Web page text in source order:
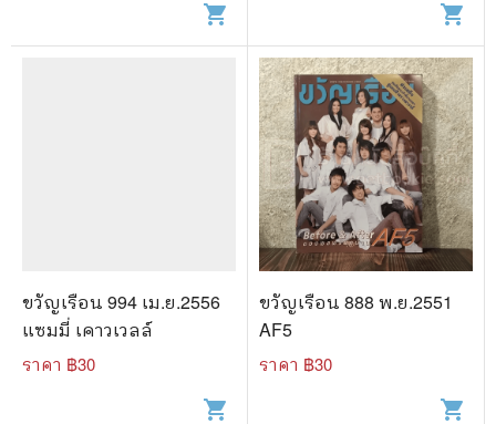
shopping_cart shopping_cart
ขวัญเรือน 994 เม.ย.2556
แซมมี่ เคาวเวลล์
ราคา ฿30
shopping_cart
ขวัญเรือน 888 พ.ย.2551
AF5
ราคา ฿30
shopping_cart